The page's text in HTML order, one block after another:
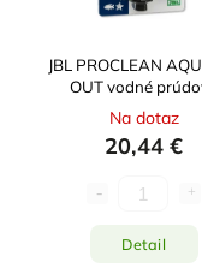
JBL PROCLEAN
OUT vodné
čerpadlo
Na dotaz
20,44 €
Detail